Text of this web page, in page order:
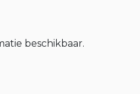
beschikbaar.